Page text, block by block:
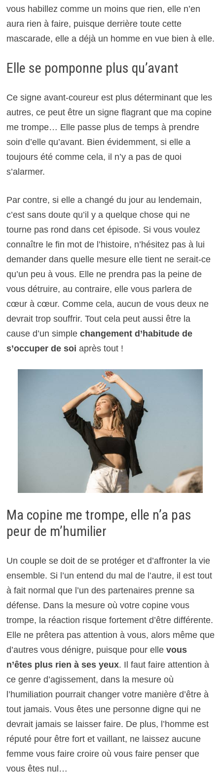
vous habillez comme un moins que rien, elle n’en
aura rien à faire, puisque derrière toute cette
mascarade, elle a déjà un homme en vue bien à elle.
Elle se pomponne plus qu’avant
Ce signe avant-coureur est plus déterminant que les
autres, ce peut être un signe flagrant que ma copine
me trompe… Elle passe plus de temps à prendre
soin d’elle qu’avant. Bien évidemment, si elle a
toujours été comme cela, il n’y a pas de quoi
s’alarmer.
Par contre, si elle a changé du jour au lendemain,
c’est sans doute qu’il y a quelque chose qui ne
tourne pas rond dans cet épisode. Si vous voulez
connaître le fin mot de l’histoire, n’hésitez pas à lui
demander dans quelle mesure elle tient ne serait-ce
qu’un peu à vous. Elle ne prendra pas la peine de
vous détruire, au contraire, elle vous parlera de
cœur à cœur. Comme cela, aucun de vous deux ne
devrait trop souffrir. Tout cela peut aussi être la
cause d’un simple changement d’habitude de
s’occuper de soi après tout !
Ma copine me trompe, elle n’a pas
peur de m’humilier
Un couple se doit de se protéger et d’affronter la vie
ensemble. Si l’un entend du mal de l’autre, il est tout
à fait normal que l’un des partenaires prenne sa
défense. Dans la mesure où votre copine vous
trompe, la réaction risque fortement d’être différente.
Elle ne prêtera pas attention à vous, alors même que
d’autres vous dénigre, puisque pour elle vous
n’êtes plus rien à ses yeux. Il faut faire attention à
ce genre d’agissement, dans la mesure où
l’humiliation pourrait changer votre manière d’être à
tout jamais. Vous êtes une personne digne qui ne
devrait jamais se laisser faire. De plus, l’homme est
réputé pour être fort et vaillant, ne laissez aucune
femme vous faire croire où vous faire penser que
vous êtes nul…